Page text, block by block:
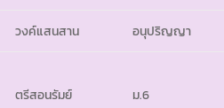
วงค์แสนสาน อนุปริญญา
ตรีสอนรัมย์ ม.6